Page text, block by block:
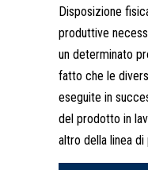
Maxima rientra nella
Disposizione
produttive
un determinato
fatto che le
eseguite in
del prodotto in
altro della linea di